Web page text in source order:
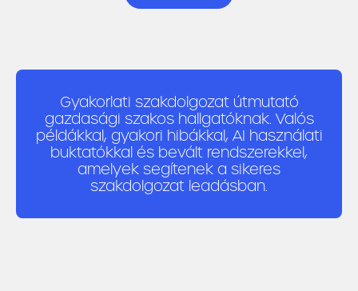
Gyakorlati szakdolgozat útmutató
gazdasági szakos hallgatóknak. Valós
példákkal, gyakori hibákkal, AI használati
buktatókkal és bevált rendszerekkel,
amelyek segítenek a sikeres
szakdolgozat leadásban.